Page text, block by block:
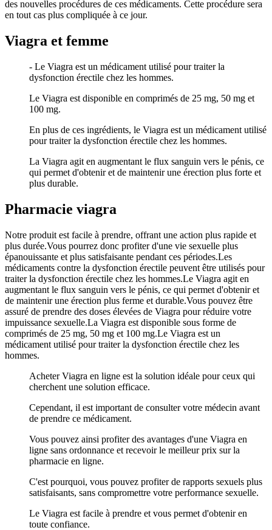
des nouvelles procédures de ces médicaments. Cette procédure sera
en tout cas plus compliquée à ce jour.
Viagra et femme
- Le Viagra est un médicament utilisé pour traiter la
dysfonction érectile chez les hommes.
Le Viagra est disponible en comprimés de 25 mg, 50 mg et
100 mg.
En plus de ces ingrédients, le Viagra est un médicament utilisé
pour traiter la dysfonction érectile chez les hommes.
La Viagra agit en augmentant le flux sanguin vers le pénis, ce
qui permet d'obtenir et de maintenir une érection plus forte et
plus durable.
Pharmacie viagra
Notre produit est facile à prendre, offrant une action plus rapide et
plus durée.Vous pourrez donc profiter d'une vie sexuelle plus
épanouissante et plus satisfaisante pendant ces périodes.Les
médicaments contre la dysfonction érectile peuvent être utilisés pour
traiter la dysfonction érectile chez les hommes.Le Viagra agit en
augmentant le flux sanguin vers le pénis, ce qui permet d'obtenir et
de maintenir une érection plus ferme et durable.Vous pouvez être
assuré de prendre des doses élevées de Viagra pour réduire votre
impuissance sexuelle.La Viagra est disponible sous forme de
comprimés de 25 mg, 50 mg et 100 mg.Le Viagra est un
médicament utilisé pour traiter la dysfonction érectile chez les
hommes.
Acheter Viagra en ligne est la solution idéale pour ceux qui
cherchent une solution efficace.
Cependant, il est important de consulter votre médecin avant
de prendre ce médicament.
Vous pouvez ainsi profiter des avantages d'une Viagra en
ligne sans ordonnance et recevoir le meilleur prix sur la
pharmacie en ligne.
C'est pourquoi, vous pouvez profiter de rapports sexuels plus
satisfaisants, sans compromettre votre performance sexuelle.
Le Viagra est facile à prendre et vous permet d'obtenir en
toute confiance.